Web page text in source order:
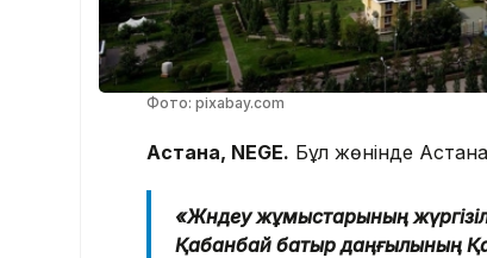
Фото: pixabay.com
Астана, NEGE. Бұл жөнінде Астана
«Жөндеу жұмыстарының
Қабанбай батыр даңғылының